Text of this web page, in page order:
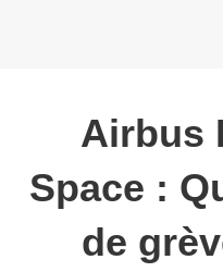
Airbus
Space :
de